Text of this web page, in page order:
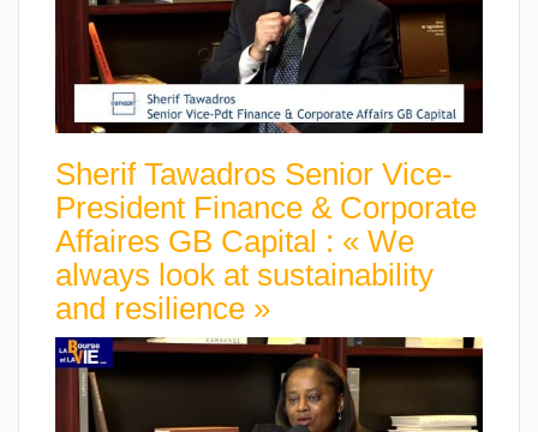
Sherif Tawadros Senior Vice-
President Finance & Corporate
Affaires GB Capital : « We
always look at sustainability
and resilience »